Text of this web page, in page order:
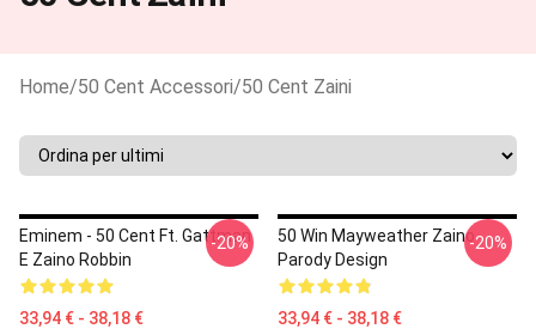
Home/50 Cent Accessori/50 Cent Zaini
Eminem - 50 Cent Ft. Gattman
E Zaino Robbin
33,94 € - 38,18 €
-20%
50 Win Mayweather Zaino
Parody Design
33,94 € - 38,18 €
-20%